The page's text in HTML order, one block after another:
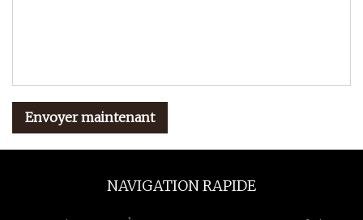
Envoyer maintenant
NAVIGATION RAPIDE